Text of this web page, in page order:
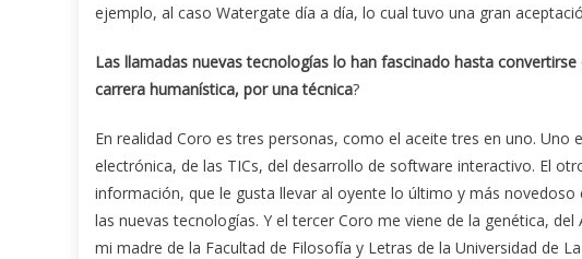
ejemplo, al caso Watergate día a día, lo cual tuvo una gran
Las llamadas nuevas tecnologías lo han fascinado hasta convertirse
carrera humanística, por una técnica?
En realidad Coro es tres personas, como el aceite tres en uno.
electrónica, de las TICs, del desarrollo de software interactivo. El
información, que le gusta llevar al oyente lo último y más
las nuevas tecnologías. Y el tercer Coro me viene de la genética,
mi madre de la Facultad de Filosofía y Letras de la Universidad de